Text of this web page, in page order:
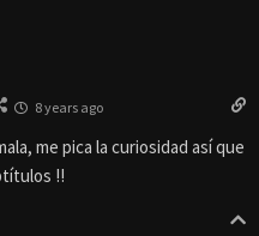
8 years ago
me pica la curiosidad así que
!!